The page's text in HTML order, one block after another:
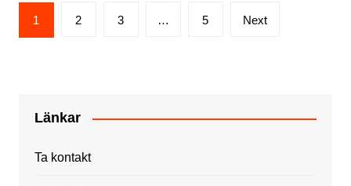
Posts
pagination
1 2 3 … 5 Next
Länkar
Ta kontakt